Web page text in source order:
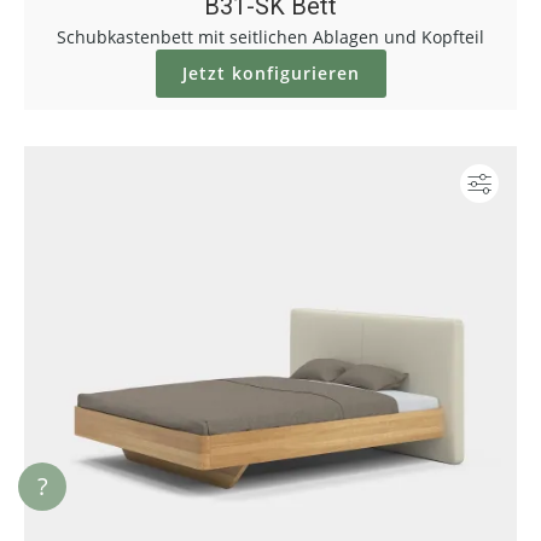
Schubkastenbett mit seitlichen Ablagen und Kopfteil
Jetzt konfigurieren
?